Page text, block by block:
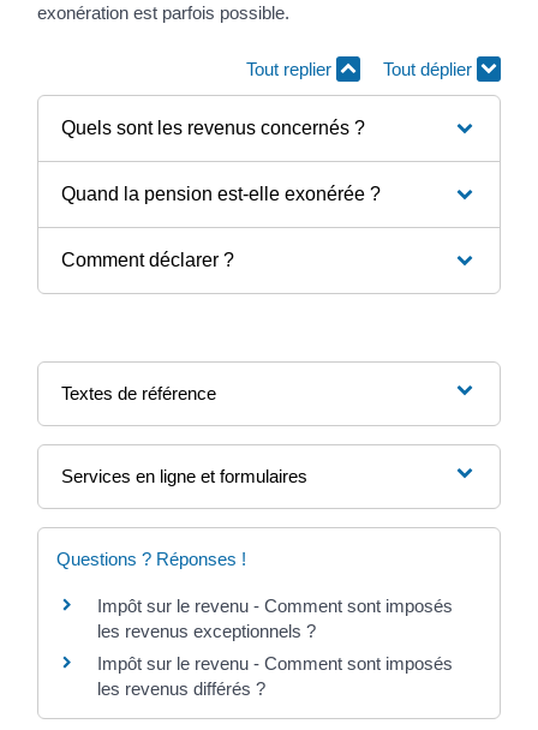
exonération est parfois possible.
Tout replier Tout déplier
Quels sont les revenus concernés ?
Quand la pension est-elle exonérée ?
Comment déclarer ?
Textes de référence
Services en ligne et formulaires
Questions ? Réponses !
Impôt sur le revenu - Comment sont imposés
les revenus exceptionnels ?
Impôt sur le revenu - Comment sont imposés
les revenus différés ?